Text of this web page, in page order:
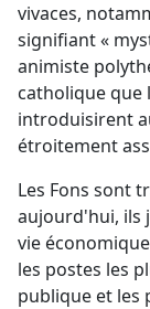
vivaces,
signifiant «
animiste
catholique que
introduisirent
étroitement
Les Fons sont
aujourd'hui, ils
vie
les postes les
publique et les